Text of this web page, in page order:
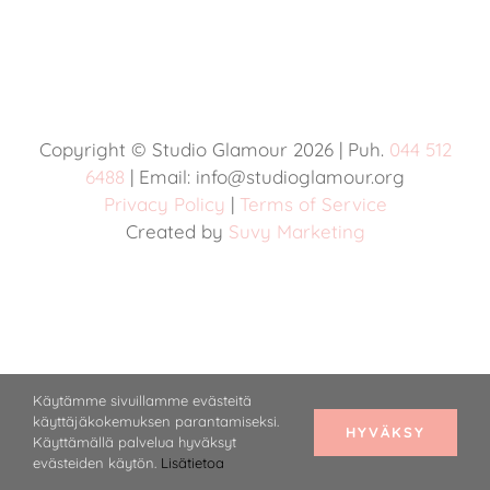
Copyright © Studio Glamour 2026 | Puh. 044 512
6488 | Email: info@studioglamour.org
Privacy Policy | Terms of Service
Created by Suvy Marketing
Käytämme sivuillamme evästeitä
käyttäjäkokemuksen parantamiseksi.
Käyttämällä palvelua hyväksyt
evästeiden käytön. Lisätietoa
HYVÄKSY